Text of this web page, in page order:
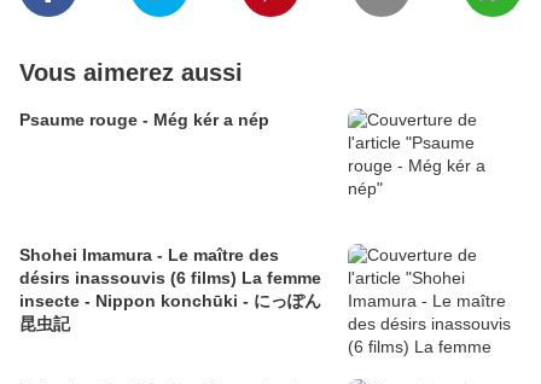
Vous aimerez aussi
Psaume rouge - Még kér a nép
Shohei Imamura - Le maître des
désirs inassouvis (6 films) La femme
insecte - Nippon konchūki - にっぽん
昆虫記